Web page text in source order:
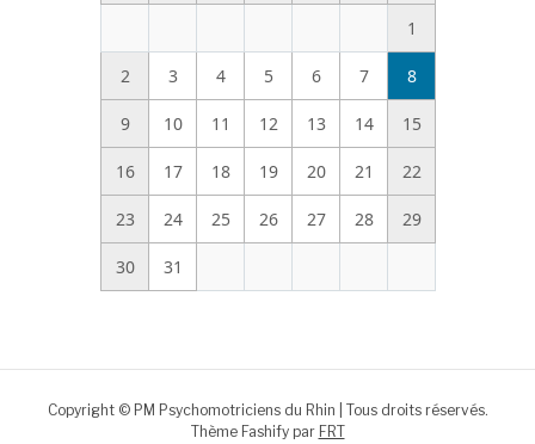
1
2 3 4 5 6 7 8
9 10 11 12 13 14 15
16 17 18 19 20 21 22
23 24 25 26 27 28 29
30 31
Copyright © PM Psychomotriciens du Rhin | Tous droits réservés.
Thème Fashify par FRT